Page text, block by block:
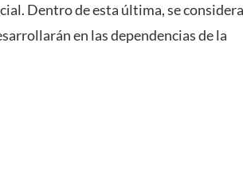
Dentro de esta última, se
en las dependencias de la